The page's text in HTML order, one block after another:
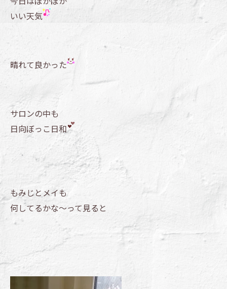
いい天気
晴れて良かった
サロンの中も
日向ぼっこ日和
もみじとメイも
何してるかな～って見ると